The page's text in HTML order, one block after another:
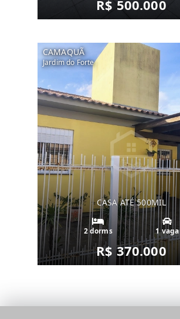
R$ 500.000
CAMAQUÃ
Jardim do Forte
CASA ATÉ 500MIL
2 dorms 1 vaga
R$ 370.000